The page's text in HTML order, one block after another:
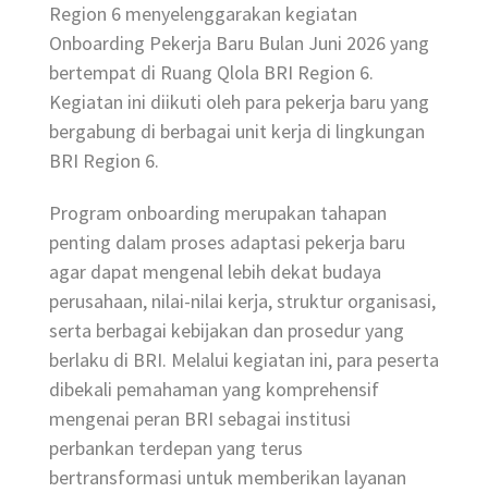
Region 6 menyelenggarakan kegiatan
Onboarding Pekerja Baru Bulan Juni 2026 yang
bertempat di Ruang Qlola BRI Region 6.
Kegiatan ini diikuti oleh para pekerja baru yang
bergabung di berbagai unit kerja di lingkungan
BRI Region 6.
Program onboarding merupakan tahapan
penting dalam proses adaptasi pekerja baru
agar dapat mengenal lebih dekat budaya
perusahaan, nilai-nilai kerja, struktur organisasi,
serta berbagai kebijakan dan prosedur yang
berlaku di BRI. Melalui kegiatan ini, para peserta
dibekali pemahaman yang komprehensif
mengenai peran BRI sebagai institusi
perbankan terdepan yang terus
bertransformasi untuk memberikan layanan